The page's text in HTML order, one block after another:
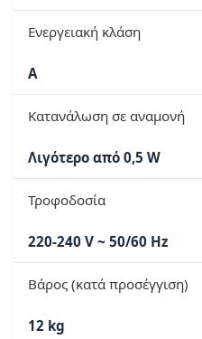
Ενεργειακή κλάση
A
Κατανάλωση σε αναμονή
Λιγότερο από 0,5 W
Τροφοδοσία
220-240 V ~ 50/60 Hz
Βάρος (κατά προσέγγιση)
12 kg